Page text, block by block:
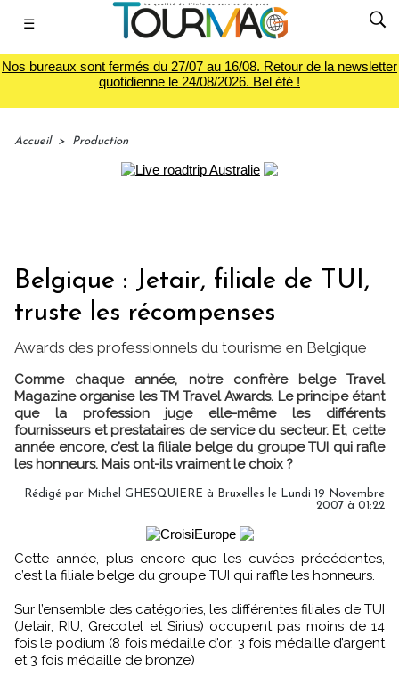
☰
Nos bureaux sont fermés du 27/07 au 16/08. Retour de la newsletter
quotidienne le 24/08/2026. Bel été !
Accueil > Production
Belgique : Jetair, filiale de TUI,
truste les récompenses
Awards des professionnels du tourisme en Belgique
Comme chaque année, notre confrère belge Travel
Magazine organise les TM Travel Awards. Le principe étant
que la profession juge elle-même les différents
fournisseurs et prestataires de service du secteur. Et, cette
année encore, c’est la filiale belge du groupe TUI qui rafle
les honneurs. Mais ont-ils vraiment le choix ?
Rédigé par Michel GHESQUIERE à Bruxelles le Lundi 19 Novembre
2007 à 01:22
Cette année, plus encore que les cuvées précédentes,
c’est la filiale belge du groupe TUI qui raffle les honneurs.
Sur l’ensemble des catégories, les différentes filiales de TUI
(Jetair, RIU, Grecotel et Sirius) occupent pas moins de 14
fois le podium (8 fois médaille d’or, 3 fois médaille d’argent
et 3 fois médaille de bronze)